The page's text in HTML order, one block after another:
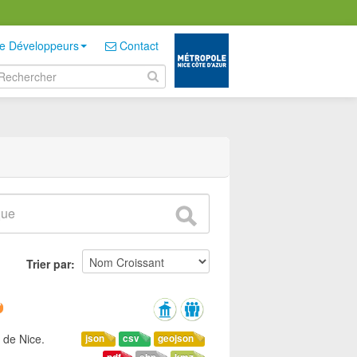
Développeurs Contact
Trier par
geojson
csv
json
Nice.